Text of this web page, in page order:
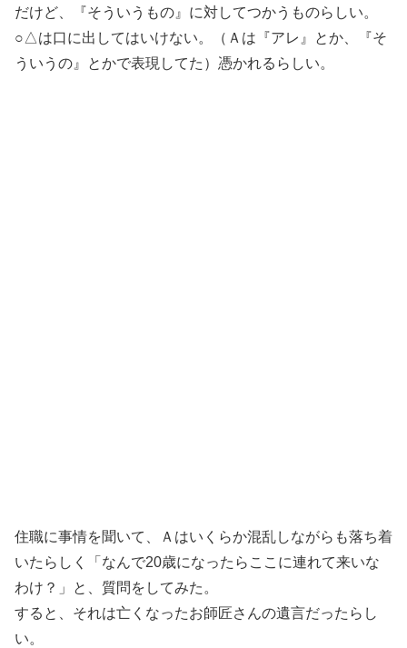
だけど、『そういうもの』に対してつかうものらしい。
○△は口に出してはいけない。（Ａは『アレ』とか、『そ
ういうの』とかで表現してた）憑かれるらしい。
住職に事情を聞いて、Ａはいくらか混乱しながらも落ち着
いたらしく「なんで20歳になったらここに連れて来いな
わけ？」と、質問をしてみた。
すると、それは亡くなったお師匠さんの遺言だったらし
い。